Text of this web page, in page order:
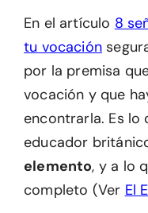
En el artículo 8
tu vocación
por la premisa
vocación y que
encontrarla. Es lo
educador
elemento, y a lo
completo (Ver El